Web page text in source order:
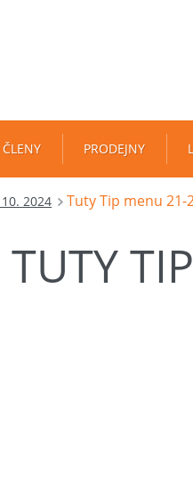
PRODEJNY
2024 Tuty Tip menu 21-
TUTY